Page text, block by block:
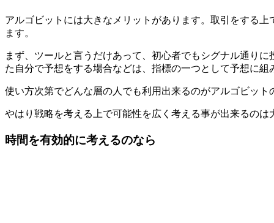
アルゴビットには大きなメリットがあります。 取引をする上
ます。
まず、ツールと言うだけあって、初心者でもシグナル通り
た自分で予想をする場合などは、指標の一つとして予想に組
使い方次第でどんな層の人でも利用出来るのがアルゴビット
やはり戦略を考える上で可能性を広く考える事が出来るの
時間を有効的に考えるのなら